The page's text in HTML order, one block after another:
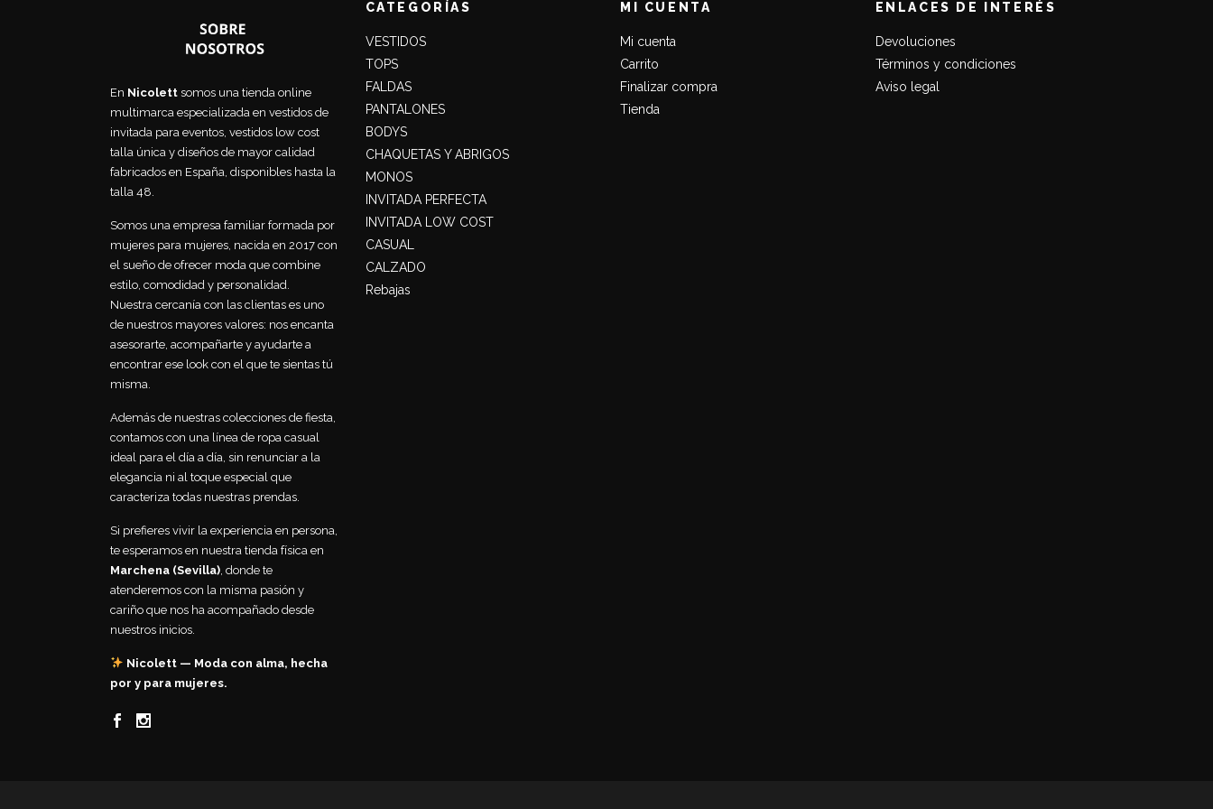
En Nicolett somos una tienda online
multimarca especializada en vestidos de
invitada para eventos, vestidos low cost
talla única y diseños de mayor calidad
fabricados en España, disponibles hasta la
talla 48.
Somos una empresa familiar formada por
mujeres para mujeres, nacida en 2017 con
el sueño de ofrecer moda que combine
estilo, comodidad y personalidad.
Nuestra cercanía con las clientas es uno
de nuestros mayores valores: nos encanta
asesorarte, acompañarte y ayudarte a
encontrar ese look con el que te sientas tú
misma.
Además de nuestras colecciones de fiesta,
contamos con una línea de ropa casual
ideal para el día a día, sin renunciar a la
elegancia ni al toque especial que
caracteriza todas nuestras prendas.
Si prefieres vivir la experiencia en persona,
te esperamos en nuestra tienda física en
Marchena (Sevilla) , donde te
atenderemos con la misma pasión y
cariño que nos ha acompañado desde
nuestros inicios.
Nicolett — Moda con alma, hecha
por y para mujeres.
CATEGORÍAS
VESTIDOS
TOPS
FALDAS
PANTALONES
BODYS
CHAQUETAS Y ABRIGOS
MONOS
INVITADA PERFECTA
INVITADA LOW COST
CASUAL
CALZADO
Rebajas
MI CUENTA
Mi cuenta
Carrito
Finalizar compra
Tienda
ENLACES DE INTERÉS
Devoluciones
Términos y condiciones
Aviso legal